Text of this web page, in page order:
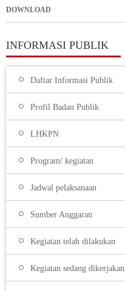
DOWNLOAD
INFORMASI PUBLIK
Daftar Informasi Publik
Profil Badan Publik
LHKPN
Program/ kegiatan
Jadwal pelaksanaan
Sumber Anggaran
Kegiatan telah dilakukan
Kegiatan sedang dikerjakan